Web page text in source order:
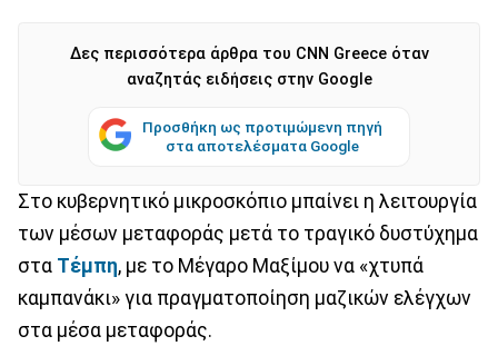
Δες περισσότερα άρθρα του CNN Greece όταν
αναζητάς ειδήσεις στην Google
Προσθήκη ως προτιμώμενη πηγή
στα αποτελέσματα Google
Στο κυβερνητικό μικροσκόπιο μπαίνει η λειτουργία
των μέσων μεταφοράς μετά το τραγικό δυστύχημα
στα Τέμπη, με το Μέγαρο Μαξίμου να «χτυπά
καμπανάκι» για πραγματοποίηση μαζικών ελέγχων
στα μέσα μεταφοράς.